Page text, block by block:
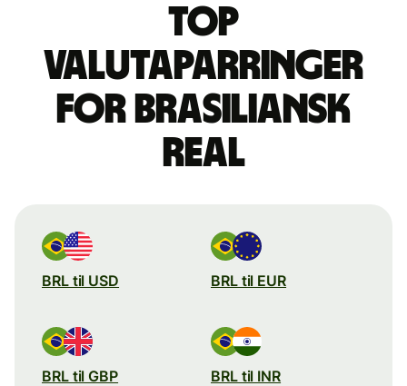
Top
valutaparringer
for brasiliansk
real
BRL til USD BRL til EUR
BRL til GBP BRL til INR